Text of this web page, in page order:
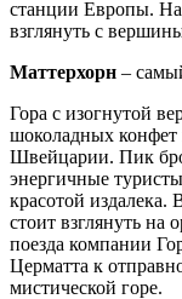
станции Европы. На
взглянуть с
Маттерхорн –
Гора с изогнутой
шоколадных конфет
Швейцарии. Пик
энергичные
красотой издалека.
стоит взглянуть на
поезда компании
Церматта к
мистической горе.